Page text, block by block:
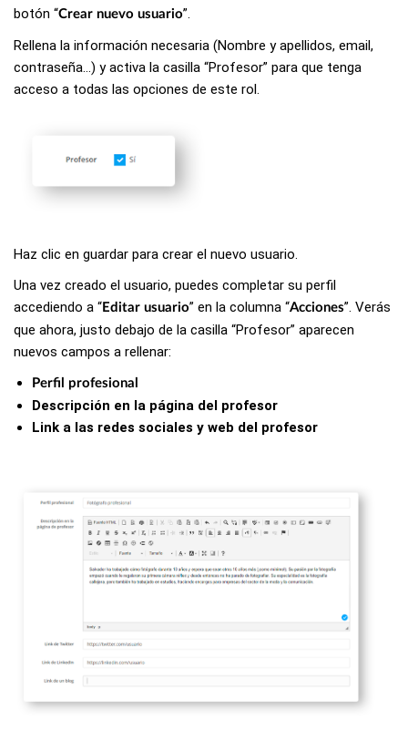
botón “Crear nuevo usuario”.
Rellena la información necesaria (Nombre y apellidos, email,
contraseña…) y activa la casilla “Profesor” para que tenga
acceso a todas las opciones de este rol.
Haz clic en guardar para crear el nuevo usuario.
Una vez creado el usuario, puedes completar su perfil
accediendo a “ Editar usuario” en la columna “Acciones”. Verás
que ahora, justo debajo de la casilla “Profesor” aparecen
nuevos campos a rellenar:
Perfil profesional
Descripción en la página del profesor
Link a las redes sociales y web del profesor